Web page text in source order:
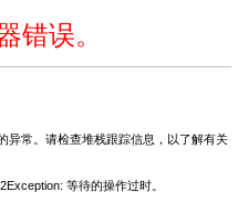
错误。
异常。请检查堆栈跟踪信息，以了解有关
等待的操作过时。